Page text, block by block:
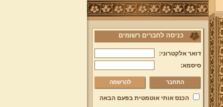
כניסה לחברים רשומים
דואר אלקטרוני:
סיסמא:
להרשמה
הכנס אותי אוטמטית בפעם הבאה